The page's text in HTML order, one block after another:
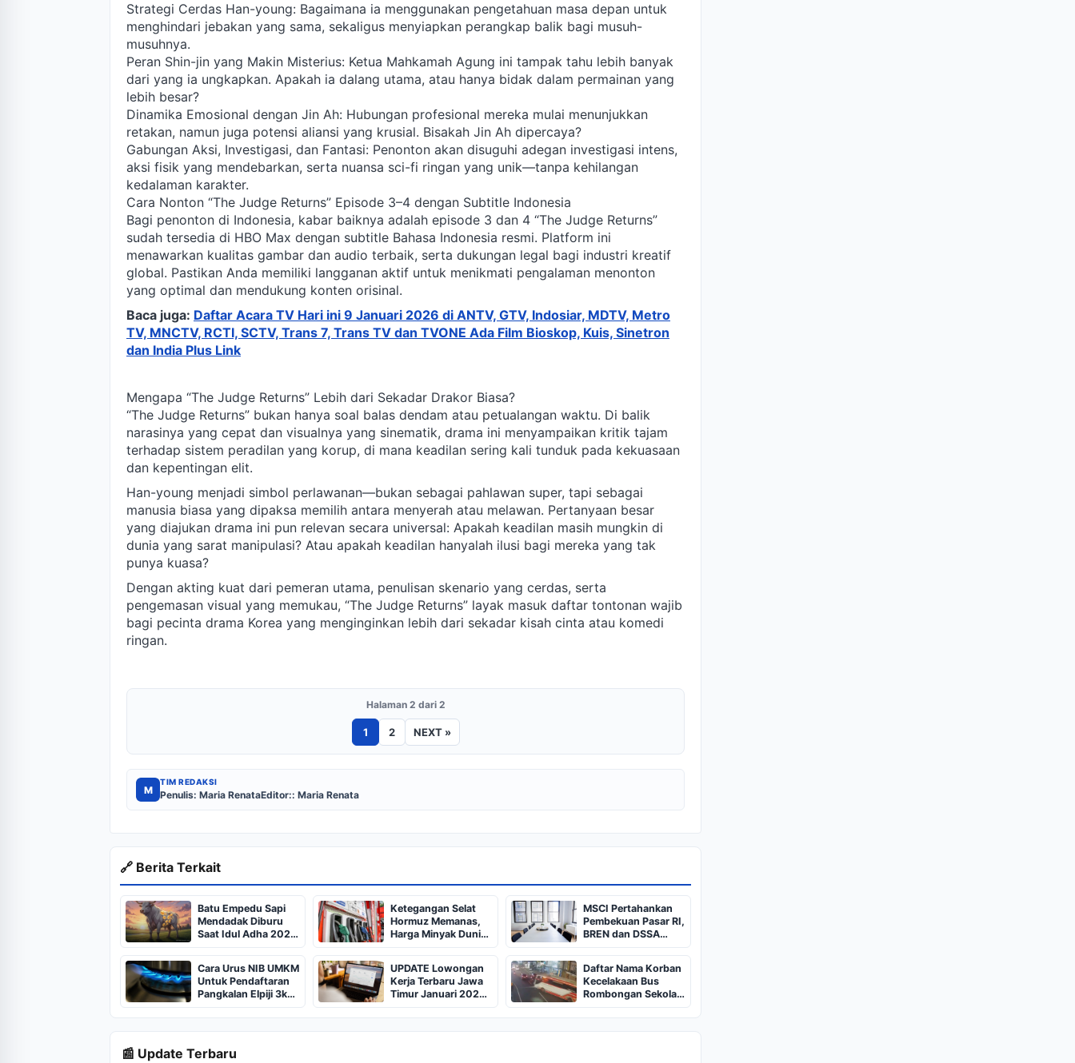
Strategi Cerdas Han-young: Bagaimana ia menggunakan pengetahuan masa depan untuk
menghindari jebakan yang sama, sekaligus menyiapkan perangkap balik bagi musuh-
musuhnya.
Peran Shin-jin yang Makin Misterius: Ketua Mahkamah Agung ini tampak tahu lebih banyak
dari yang ia ungkapkan. Apakah ia dalang utama, atau hanya bidak dalam permainan yang
lebih besar?
Dinamika Emosional dengan Jin Ah: Hubungan profesional mereka mulai menunjukkan
retakan, namun juga potensi aliansi yang krusial. Bisakah Jin Ah dipercaya?
Gabungan Aksi, Investigasi, dan Fantasi: Penonton akan disuguhi adegan investigasi intens,
aksi fisik yang mendebarkan, serta nuansa sci-fi ringan yang unik—tanpa kehilangan
kedalaman karakter.
Cara Nonton “The Judge Returns” Episode 3–4 dengan Subtitle Indonesia
Bagi penonton di Indonesia, kabar baiknya adalah episode 3 dan 4 “The Judge Returns”
sudah tersedia di HBO Max dengan subtitle Bahasa Indonesia resmi. Platform ini
menawarkan kualitas gambar dan audio terbaik, serta dukungan legal bagi industri kreatif
global. Pastikan Anda memiliki langganan aktif untuk menikmati pengalaman menonton
yang optimal dan mendukung konten orisinal.
Baca juga: Daftar Acara TV Hari ini 9 Januari 2026 di ANTV, GTV, Indosiar, MDTV, Metro
TV, MNCTV, RCTI, SCTV, Trans 7, Trans TV dan TVONE Ada Film Bioskop, Kuis, Sinetron
dan India Plus Link
Mengapa “The Judge Returns” Lebih dari Sekadar Drakor Biasa?
“The Judge Returns” bukan hanya soal balas dendam atau petualangan waktu. Di balik
narasinya yang cepat dan visualnya yang sinematik, drama ini menyampaikan kritik tajam
terhadap sistem peradilan yang korup, di mana keadilan sering kali tunduk pada kekuasaan
dan kepentingan elit.
Han-young menjadi simbol perlawanan—bukan sebagai pahlawan super, tapi sebagai
manusia biasa yang dipaksa memilih antara menyerah atau melawan. Pertanyaan besar
yang diajukan drama ini pun relevan secara universal: Apakah keadilan masih mungkin di
dunia yang sarat manipulasi? Atau apakah keadilan hanyalah ilusi bagi mereka yang tak
punya kuasa?
Dengan akting kuat dari pemeran utama, penulisan skenario yang cerdas, serta
pengemasan visual yang memukau, “The Judge Returns” layak masuk daftar tontonan wajib
bagi pecinta drama Korea yang menginginkan lebih dari sekadar kisah cinta atau komedi
ringan.
Halaman 2 dari 2
1 2 NEXT »
M
TIM REDAKSI
Penulis: Maria RenataEditor:: Maria Renata
🔗 Berita Terkait
Batu Empedu Sapi
Mendadak Diburu
Saat Idul Adha 2026,
Dari Isi Perut Jadi
Komoditas Puluhan
Juta
Ketegangan Selat
Hormuz Memanas,
Harga Minyak Dunia
Dekati US$ 108
MSCI Pertahankan
Pembekuan Pasar RI,
BREN dan DSSA
Terancam Keluar dari
Indeks
Cara Urus NIB UMKM
Untuk Pendaftaran
Pangkalan Elpiji 3kg,
Kebijakan Baru
Penjualan LPG 3
Kilogram
UPDATE Lowongan
Kerja Terbaru Jawa
Timur Januari 2025,
Siapkan CV dan
Persyaratan
Daftar Nama Korban
Kecelakaan Bus
Rombongan Sekolah
dari Bali di Kota Batu:
Salah Satunya Ada
Balita
📰 Update Terbaru